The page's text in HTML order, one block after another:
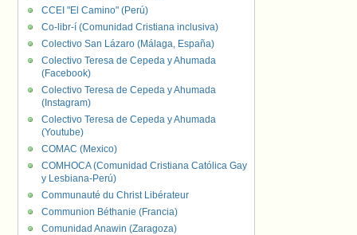
CCEI "El Camino" (Perú)
Co-libr-í (Comunidad Cristiana inclusiva)
Colectivo San Lázaro (Málaga, España)
Colectivo Teresa de Cepeda y Ahumada
(Facebook)
Colectivo Teresa de Cepeda y Ahumada
(Instagram)
Colectivo Teresa de Cepeda y Ahumada
(Youtube)
COMAC (Mexico)
COMHOCA (Comunidad Cristiana Católica Gay
y Lesbiana-Perú)
Communauté du Christ Libérateur
Communion Béthanie (Francia)
Comunidad Anawin (Zaragoza)